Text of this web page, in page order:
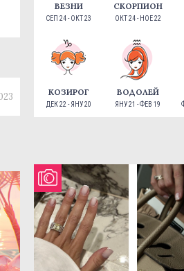
ВЕЗНИ
СЕП 24 - ОКТ 23
СКОРПИОН
ОКТ 24 - НОЕ 22
КОЗИРОГ
ДЕК 22 - ЯНУ 20
ВОДОЛЕЙ
ЯНУ 21 - ФЕВ 19